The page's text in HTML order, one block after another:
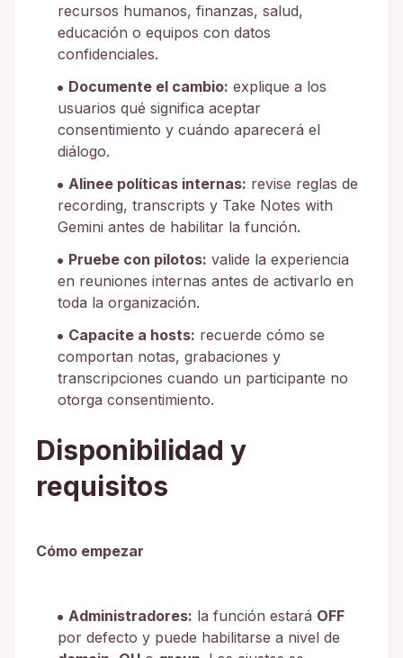
recursos humanos, finanzas, salud,
educación o equipos con datos
confidenciales.
Documente el cambio: explique a los
usuarios qué significa aceptar
consentimiento y cuándo aparecerá el
diálogo.
Alinee políticas internas: revise reglas de
recording, transcripts y Take Notes with
Gemini antes de habilitar la función.
Pruebe con pilotos: valide la experiencia
en reuniones internas antes de activarlo en
toda la organización.
Capacite a hosts: recuerde cómo se
comportan notas, grabaciones y
transcripciones cuando un participante no
otorga consentimiento.
Disponibilidad y
requisitos
Cómo empezar
Administradores: la función estará OFF
por defecto y puede habilitarse a nivel de